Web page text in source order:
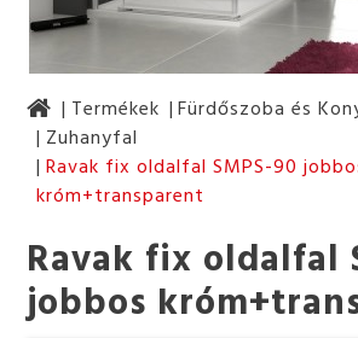
Termékek Fürdőszoba és
Zuhanyfal
Ravak fix oldalfal SMPS-90
króm+transparent
Ravak fix oldalfal
jobbos